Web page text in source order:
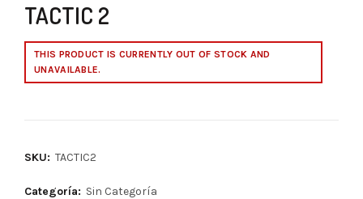
TACTIC 2
THIS PRODUCT IS CURRENTLY OUT OF STOCK AND
UNAVAILABLE.
SKU: TACTIC2
Categoría: Sin Categoría